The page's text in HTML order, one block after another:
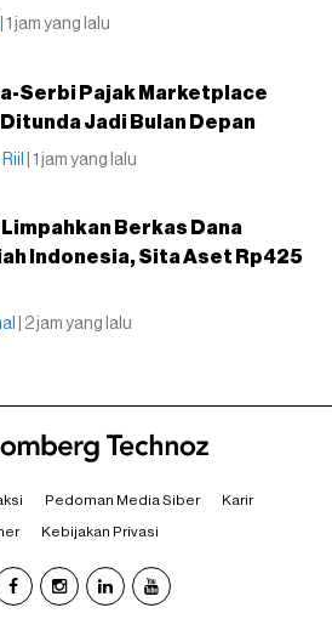
| 1 jam yang lalu
Serbi Pajak Marketplace
Jadi Bulan Depan
| 1 jam yang lalu
Berkas Dana
Indonesia, Sita Aset Rp425
| 2 jam yang lalu
Pedoman Media Siber Karir
Kebijakan Privasi